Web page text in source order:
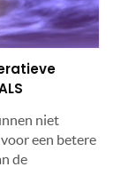
niet
een betere
de